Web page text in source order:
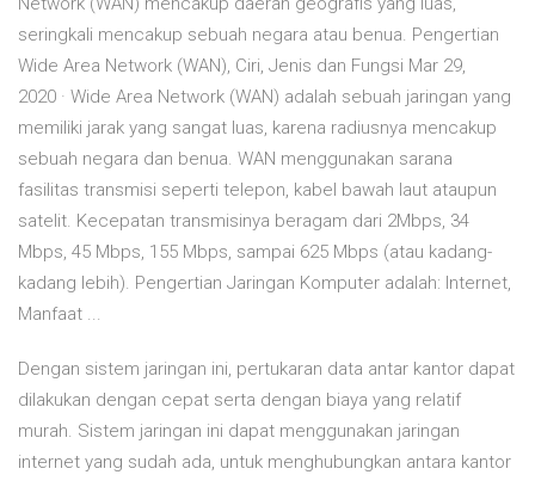
seringkali mencakup sebuah negara atau benua. Pengertian
Wide Area Network (WAN), Ciri, Jenis dan Fungsi Mar 29,
2020 · Wide Area Network (WAN) adalah sebuah jaringan yang
memiliki jarak yang sangat luas, karena radiusnya mencakup
sebuah negara dan benua. WAN menggunakan sarana
fasilitas transmisi seperti telepon, kabel bawah laut ataupun
satelit. Kecepatan transmisinya beragam dari 2Mbps, 34
Mbps, 45 Mbps, 155 Mbps, sampai 625 Mbps (atau kadang-
kadang lebih). Pengertian Jaringan Komputer adalah: Internet,
Manfaat ...
Dengan sistem jaringan ini, pertukaran data antar kantor dapat
dilakukan dengan cepat serta dengan biaya yang relatif
murah. Sistem jaringan ini dapat menggunakan jaringan
internet yang sudah ada, untuk menghubungkan antara kantor